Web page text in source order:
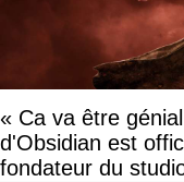
« Ca va être
d'Obsidian est
fondateur du